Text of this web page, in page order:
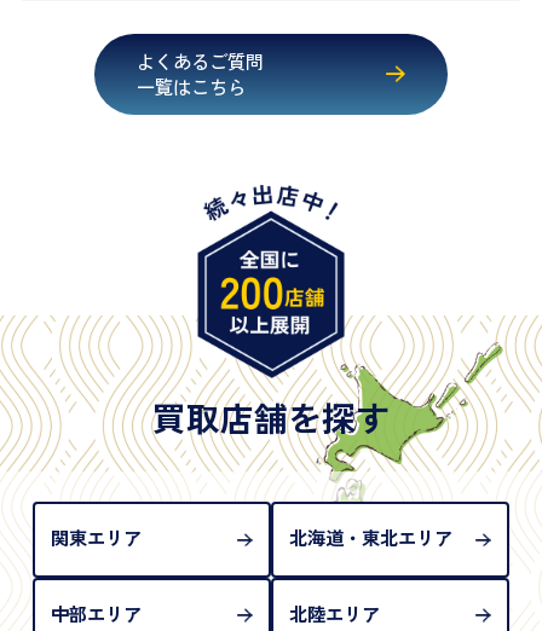
・健康保険証確認書
・マイナンバーカード
・在留カード
・旧パスポート
※原則として「公的機関が発行し、氏名、住所、生
年月日が記載されているもの
※日本国政府発行のもの
※2020年2月4日以降に申請された新型パスポートに
は「所持人記入欄（住所記載欄）」が存在しないた
め、単体では古物営業法上の本人確認書類として認
められない（住所確認ができないため）。補助書類
が必要となります
よくあるご質問
一覧はこちら
買取店舗を探す
関東エリア 北海道・東北エリア
中部エリア 北陸エリア